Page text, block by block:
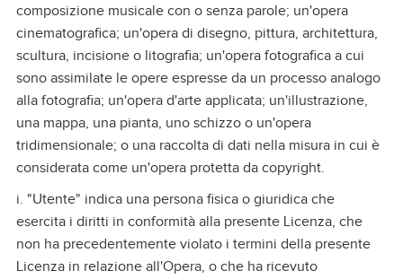
composizione musicale con o senza parole; un'opera
cinematografica; un'opera di disegno, pittura, architettura,
scultura, incisione o litografia; un'opera fotografica a cui
sono assimilate le opere espresse da un processo analogo
alla fotografia; un'opera d'arte applicata; un'illustrazione,
una mappa, una pianta, uno schizzo o un'opera
tridimensionale; o una raccolta di dati nella misura in cui è
considerata come un'opera protetta da copyright.
i. "Utente" indica una persona fisica o giuridica che
esercita i diritti in conformità alla presente Licenza, che
non ha precedentemente violato i termini della presente
Licenza in relazione all'Opera, o che ha ricevuto